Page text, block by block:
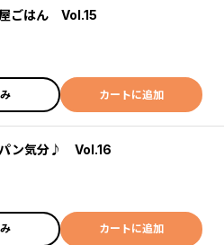
ごはん Vol.15
カートに追加
パン気分♪ Vol.16
カートに追加